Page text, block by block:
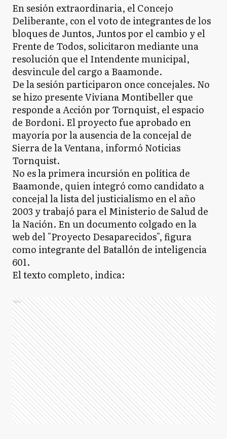
En sesión extraordinaria, el Concejo
Deliberante, con el voto de integrantes de los
bloques de Juntos, Juntos por el cambio y el
Frente de Todos, solicitaron mediante una
resolución que el Intendente municipal,
desvincule del cargo a Baamonde.
De la sesión participaron once concejales. No
se hizo presente Viviana Montibeller que
responde a Acción por Tornquist, el espacio
de Bordoni. El proyecto fue aprobado en
mayoría por la ausencia de la concejal de
Sierra de la Ventana, informó Noticias
Tornquist.
No es la primera incursión en política de
Baamonde, quien integró como candidato a
concejal la lista del justicialismo en el año
2003 y trabajó para el Ministerio de Salud de
la Nación. En un documento colgado en la
web del "Proyecto Desaparecidos", figura
como integrante del Batallón de inteligencia
601.
El texto completo, indica:
Ads